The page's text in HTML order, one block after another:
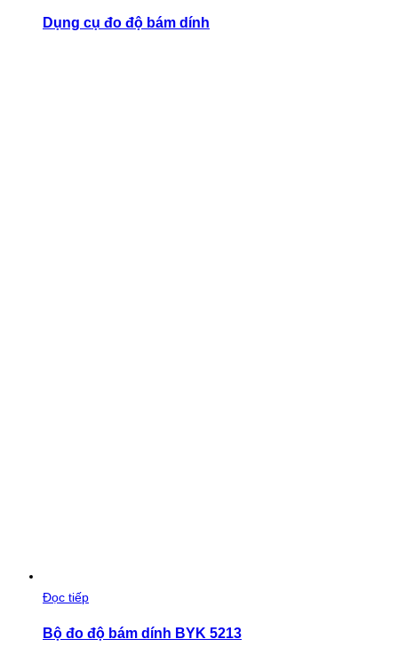
Dụng cụ đo độ bám dính
Đọc tiếp
Bộ đo độ bám dính BYK 5213